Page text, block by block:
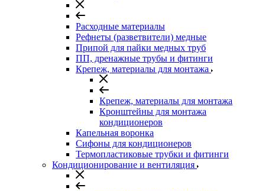
Расходные материалы
Рефнеты (разветвители) медные
Припой для пайки медных труб
ПП, дренажные трубы и фитинги
Крепеж, материалы для монтажа
Крепеж, материалы для монтажа
Кронштейны для монтажа
кондиционеров
Капельная воронка
Сифоны для кондиционеров
Термопластиковые трубки и фитинги
Кондиционирование и вентиляция